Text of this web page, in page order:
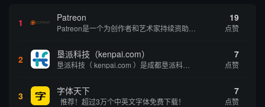
1 Patreon 19
点赞
2 垦派科技（kenpai.com） 7
点赞
3 字体天下
推荐！超过3万个中英文字体免费下载！
7
点赞